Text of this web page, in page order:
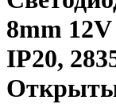
8mm
IP20,